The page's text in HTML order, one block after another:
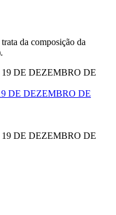
da composição da
19 DE DEZEMBRO DE
DE DEZEMBRO DE
19 DE DEZEMBRO DE